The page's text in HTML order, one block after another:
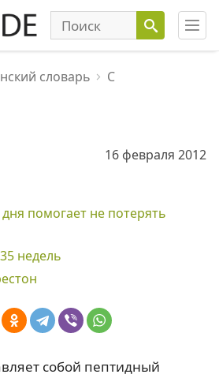
словарь С
16 февраля 2012
помогает не потерять
недель
собой пептидный